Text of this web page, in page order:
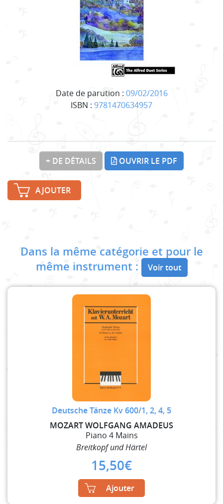
Date de parution : 09/02/2016
ISBN : 9781470634957
+ DE DÉTAILS OUVRIR LE PDF
AJOUTER
Dans la même catégorie et pour le
même instrument :
Voir tout
Deutsche Tänze Kv 600/1, 2, 4, 5
MOZART WOLFGANG AMADEUS
Piano 4 Mains
Breitkopf und Härtel
15,50€
Ajouter